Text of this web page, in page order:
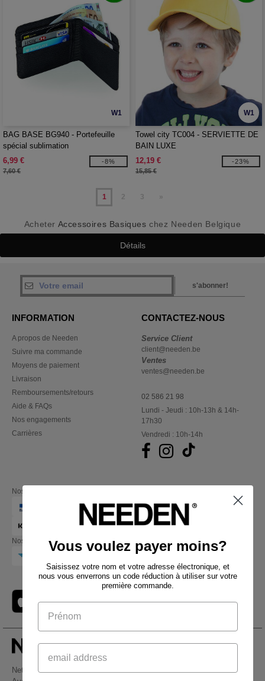
W1
BAG BASE BG940 - Portefeuille
spécial sublimation
6,99 €
7,60 €
-8%
W1
Towel city TC004 - SERVIETTE DE
BAIN LUXE
12,19 €
15,85 €
-23%
1 2 3 »
Acheter Accessoires Basiques chez Needen Belgique
Détails
s'abonner!
INFORMATION
A propos de Needen
Suivre ma commande
Moyens de paiement
Livraison
Remboursements/retours
Aide & FAQs
Nos engagements
Carrières
CONTACTEZ-NOUS
Service Client
client@needen.be
Ventes
ventes@needen.be
02 586 21 98
Lundi - Jeudi : 10h-13h & 14h-
17h30
Vendredi : 10h-14h
Nos partenaires financiers
Nos transporteurs
Netenders Belgium SRL
Vous voulez payer moins?
Saisissez votre nom et votre adresse électronique, et
nous vous enverrons un code réduction à utiliser sur votre
première commande.